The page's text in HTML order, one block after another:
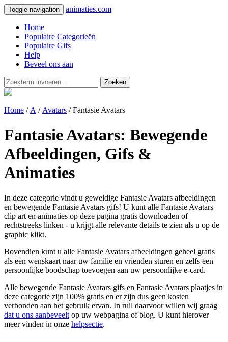
Toggle navigation animaties.com
Home
Populaire Categorieën
Populaire Gifs
Help
Beveel ons aan
Zoeken
Home / A / Avatars / Fantasie Avatars
Fantasie Avatars: Bewegende
Afbeeldingen, Gifs &
Animaties
In deze categorie vindt u geweldige Fantasie Avatars afbeeldingen
en bewegende Fantasie Avatars gifs! U kunt alle Fantasie Avatars
clip art en animaties op deze pagina gratis downloaden of
rechtstreeks linken - u krijgt alle relevante details te zien als u op de
graphic klikt.
Bovendien kunt u alle Fantasie Avatars afbeeldingen geheel gratis
als een wenskaart naar uw familie en vrienden sturen en zelfs een
persoonlijke boodschap toevoegen aan uw persoonlijke e-card.
Alle bewegende Fantasie Avatars gifs en Fantasie Avatars plaatjes in
deze categorie zijn 100% gratis en er zijn dus geen kosten
verbonden aan het gebruik ervan. In ruil daarvoor willen wij graag
dat u ons aanbeveelt op uw webpagina of blog. U kunt hierover
meer vinden in onze helpsectie.